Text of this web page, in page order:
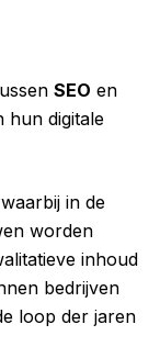
SEO en
hun digitale
in de
worden
inhoud
bedrijven
loop der jaren